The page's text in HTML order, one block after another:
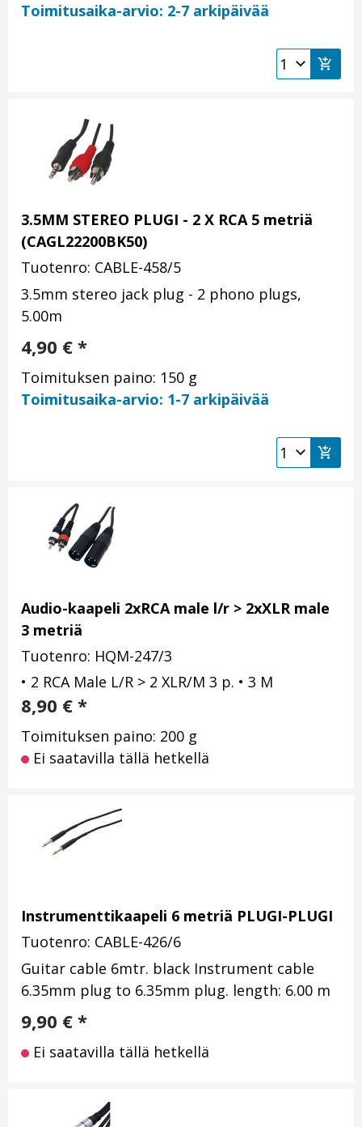
Toimitusaika-arvio: 2-7 arkipäivää
3.5MM STEREO PLUGI - 2 X RCA 5 metriä
(CAGL22200BK50)
Tuotenro: CABLE-458/5
3.5mm stereo jack plug - 2 phono plugs,
5.00m
4,90 € *
Toimituksen paino: 150 g
Toimitusaika-arvio: 1-7 arkipäivää
Audio-kaapeli 2xRCA male l/r > 2xXLR male
3 metriä
Tuotenro: HQM-247/3
• 2 RCA Male L/R > 2 XLR/M 3 p. • 3 M
8,90 € *
Toimituksen paino: 200 g
Ei saatavilla tällä hetkellä
Instrumenttikaapeli 6 metriä PLUGI-PLUGI
Tuotenro: CABLE-426/6
Guitar cable 6mtr. black Instrument cable
6.35mm plug to 6.35mm plug. length: 6.00 m
9,90 € *
Ei saatavilla tällä hetkellä